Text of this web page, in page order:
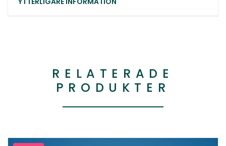
RELATERADE
PRODUKTER